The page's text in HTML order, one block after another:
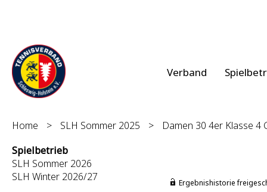
Verband
Home > SLH Sommer 2025 >
Damen 30 4er Klasse 4
Spielbetrieb
SLH Sommer 2026
SLH Winter 2026/27
Ergebnishistorie